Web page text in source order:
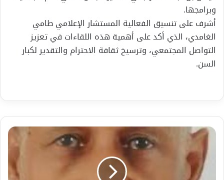
وبرامجها.
أشرف على تنسيق الفعالية المستشار الإعلامي طامي
الغامدي، الذي أكد على أهمية هذه اللقاءات في تعزيز
التواصل المجتمعي، وترسيخ ثقافة الاحترام والتقدير لكبار
السن.
إذا
أنعمنا
النظر
في
الآيات